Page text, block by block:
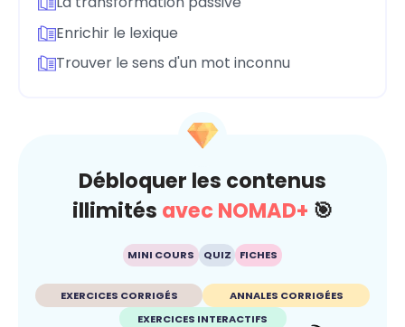
Enrichir le lexique
Trouver le sens d'un mot inconnu
Débloquer les contenus
illimités avec NOMAD+ 🎯
MINI COURS QUIZ FICHES
EXERCICES CORRIGÉS
ANNALES CORRIGÉES
EXERCICES INTERACTIFS